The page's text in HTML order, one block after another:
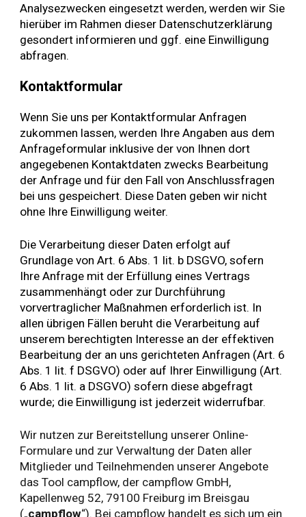
Analysezwecken eingesetzt werden, werden wir Sie
hierüber im Rahmen dieser Datenschutzerklärung
gesondert informieren und ggf. eine Einwilligung
abfragen.
Kontaktformular
Wenn Sie uns per Kontaktformular Anfragen
zukommen lassen, werden Ihre Angaben aus dem
Anfrageformular inklusive der von Ihnen dort
angegebenen Kontaktdaten zwecks Bearbeitung
der Anfrage und für den Fall von Anschlussfragen
bei uns gespeichert. Diese Daten geben wir nicht
ohne Ihre Einwilligung weiter.
Die Verarbeitung dieser Daten erfolgt auf
Grundlage von Art. 6 Abs. 1 lit. b DSGVO, sofern
Ihre Anfrage mit der Erfüllung eines Vertrags
zusammenhängt oder zur Durchführung
vorvertraglicher Maßnahmen erforderlich ist. In
allen übrigen Fällen beruht die Verarbeitung auf
unserem berechtigten Interesse an der effektiven
Bearbeitung der an uns gerichteten Anfragen (Art. 6
Abs. 1 lit. f DSGVO) oder auf Ihrer Einwilligung (Art.
6 Abs. 1 lit. a DSGVO) sofern diese abgefragt
wurde; die Einwilligung ist jederzeit widerrufbar.
Wir nutzen zur Bereitstellung unserer Online-
Formulare und zur Verwaltung der Daten aller
Mitglieder und Teilnehmenden unserer Angebote
das Tool campflow, der campflow GmbH,
Kapellenweg 52, 79100 Freiburg im Breisgau
(„campflow“). Bei campflow handelt es sich um ein